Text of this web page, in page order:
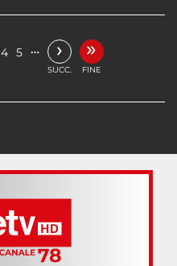
4 5 … ›
SUCC.
»
FINE